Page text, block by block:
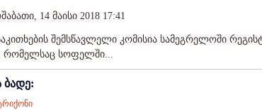
14 მაისი 2018 17:41
შემსწავლელი კომისია სამეგრელოში
რომელსაც სოფელში...
ბადე: